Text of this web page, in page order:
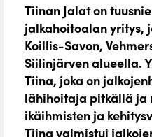
Tiinan Jalat on
jalkahoitoalan yritys,
Koillis-Savon,
Siilinjärven alueella.
Tiina, joka on
lähihoitaja pitkällä ja
ikäihmisten ja
Tiina valmistui